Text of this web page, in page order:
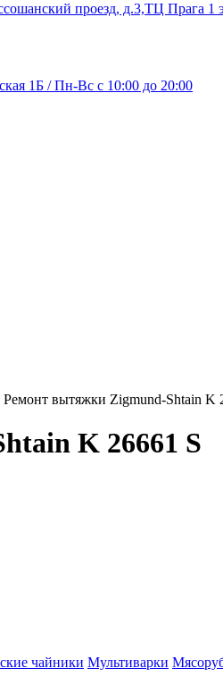
проезд, д.3,ТЦ Прага 1
1Б / Пн-Вс с 10:00 до 20:00
Ремонт вытяжки Zigmund-Shtain K
K 26661 S
чайники Мультиварки